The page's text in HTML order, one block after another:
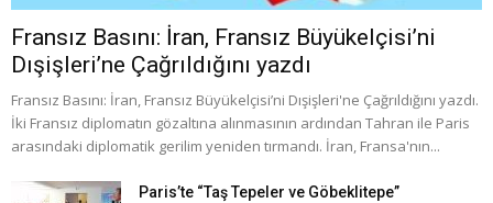
Fransız Basını: İran, Fransız Büyükelçisi’ni
Dışişleri’ne Çağrıldığını yazdı
Fransız Basını: İran, Fransız Büyükelçisi’ni Dışişleri'ne Çağrıldığını yazdı.
İki Fransız diplomatın gözaltına alınmasının ardından Tahran ile Paris
arasındaki diplomatik gerilim yeniden tırmandı. İran, Fransa'nın...
Paris’te “Taş Tepeler ve Göbeklitepe”